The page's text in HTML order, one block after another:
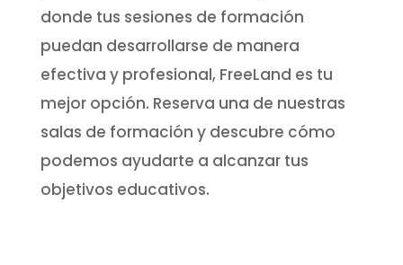
donde tus sesiones de formación
puedan desarrollarse de manera
efectiva y profesional, FreeLand es tu
mejor opción. Reserva una de nuestras
salas de formación y descubre cómo
podemos ayudarte a alcanzar tus
objetivos educativos.